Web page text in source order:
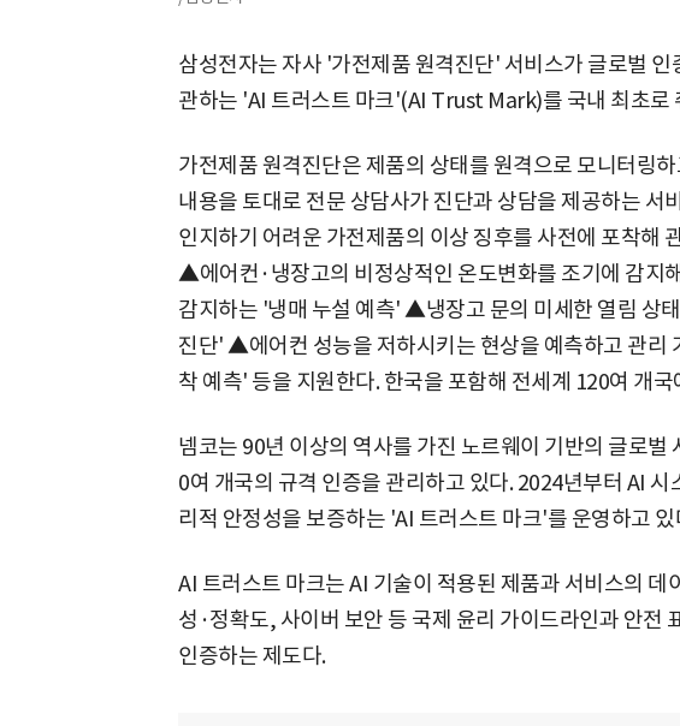
삼성전자는 자사 '가전제품 원격진단' 서비스가 글로벌
관하는 'AI 트러스트 마크'(AI Trust Mark)를 국내 최초로
가전제품 원격진단은 제품의 상태를 원격으로 모니터링
내용을 토대로 전문 상담사가 진단과 상담을 제공하는 서
인지하기 어려운 가전제품의 이상 징후를 사전에 포착해
▲에어컨·냉장고의 비정상적인 온도변화를 조기에 감지
감지하는 '냉매 누설 예측' ▲냉장고 문의 미세한 열림 상
진단' ▲에어컨 성능을 저하시키는 현상을 예측하고 관리
착 예측' 등을 지원한다. 한국을 포함해 전세계 120여 개
넴코는 90년 이상의 역사를 가진 노르웨이 기반의 글로벌
0여 개국의 규격 인증을 관리하고 있다. 2024년부터 AI
리적 안정성을 보증하는 'AI 트러스트 마크'를 운영하고 있
AI 트러스트 마크는 AI 기술이 적용된 제품과 서비스의 데
성·정확도, 사이버 보안 등 국제 윤리 가이드라인과 안전
인증하는 제도다.